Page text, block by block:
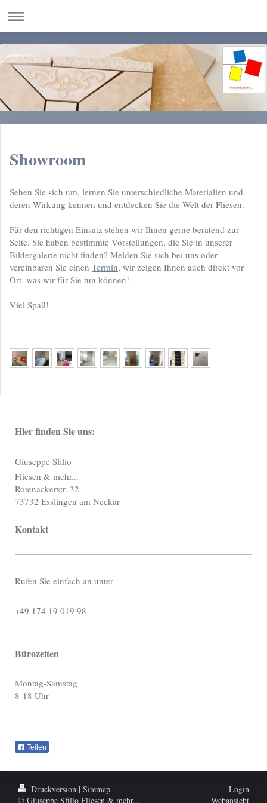
Showroom
Sehen Sie sich um, lernen Sie unterschiedliche Materialien und
deren Wirkung kennen und entdecken Sie die Welt der Fliesen.
Für den richtigen Einsatz stehen wir Ihnen gerne beratend zur
Seite. Sie haben bestimmte Vorstellungen, die Sie in unserer
Bildergalerie nicht finden? Melden Sie sich bei uns oder
vereinbaren Sie einen Termin, wir zeigen Ihnen auch direkt vor
Ort, was wir für Sie tun können!
Viel Spaß!
Hier finden Sie uns:
Giuseppe Sfilio
Fliesen & mehr...
Rotenackerstr. 32
73732 Esslingen am Neckar
Kontakt
Rufen Sie einfach an unter
+49 174 19 019 98
Bürozeiten
Montag-Samstag
8-18 Uhr
Teilen
Druckversion | Sitemap
© Giuseppe Sfilio Fliesen & mehr...
Login
Webansicht